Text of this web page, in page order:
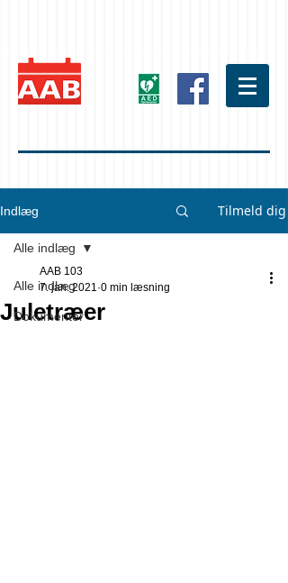
Indlæg Tilmeld dig
Alle indlæg
Dokumenter
Alle indlæg
Juletræer
AAB 103
7. jan. 2021 0 min læsning